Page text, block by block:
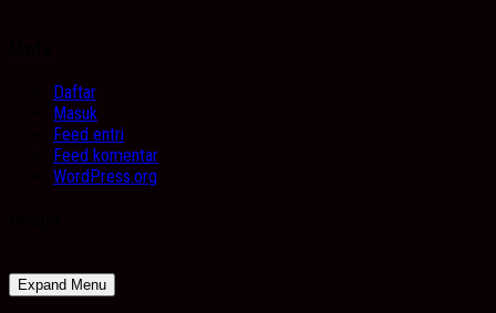
Daftar
Masuk
Feed entri
Feed komentar
WordPress.org
Expand Menu